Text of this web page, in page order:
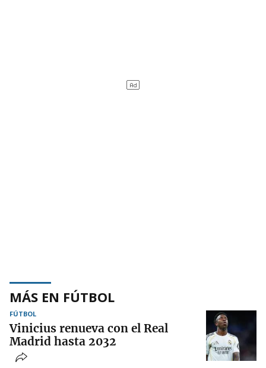
MÁS EN FÚTBOL
FÚTBOL
Vinicius renueva con el Real
Madrid hasta 2032